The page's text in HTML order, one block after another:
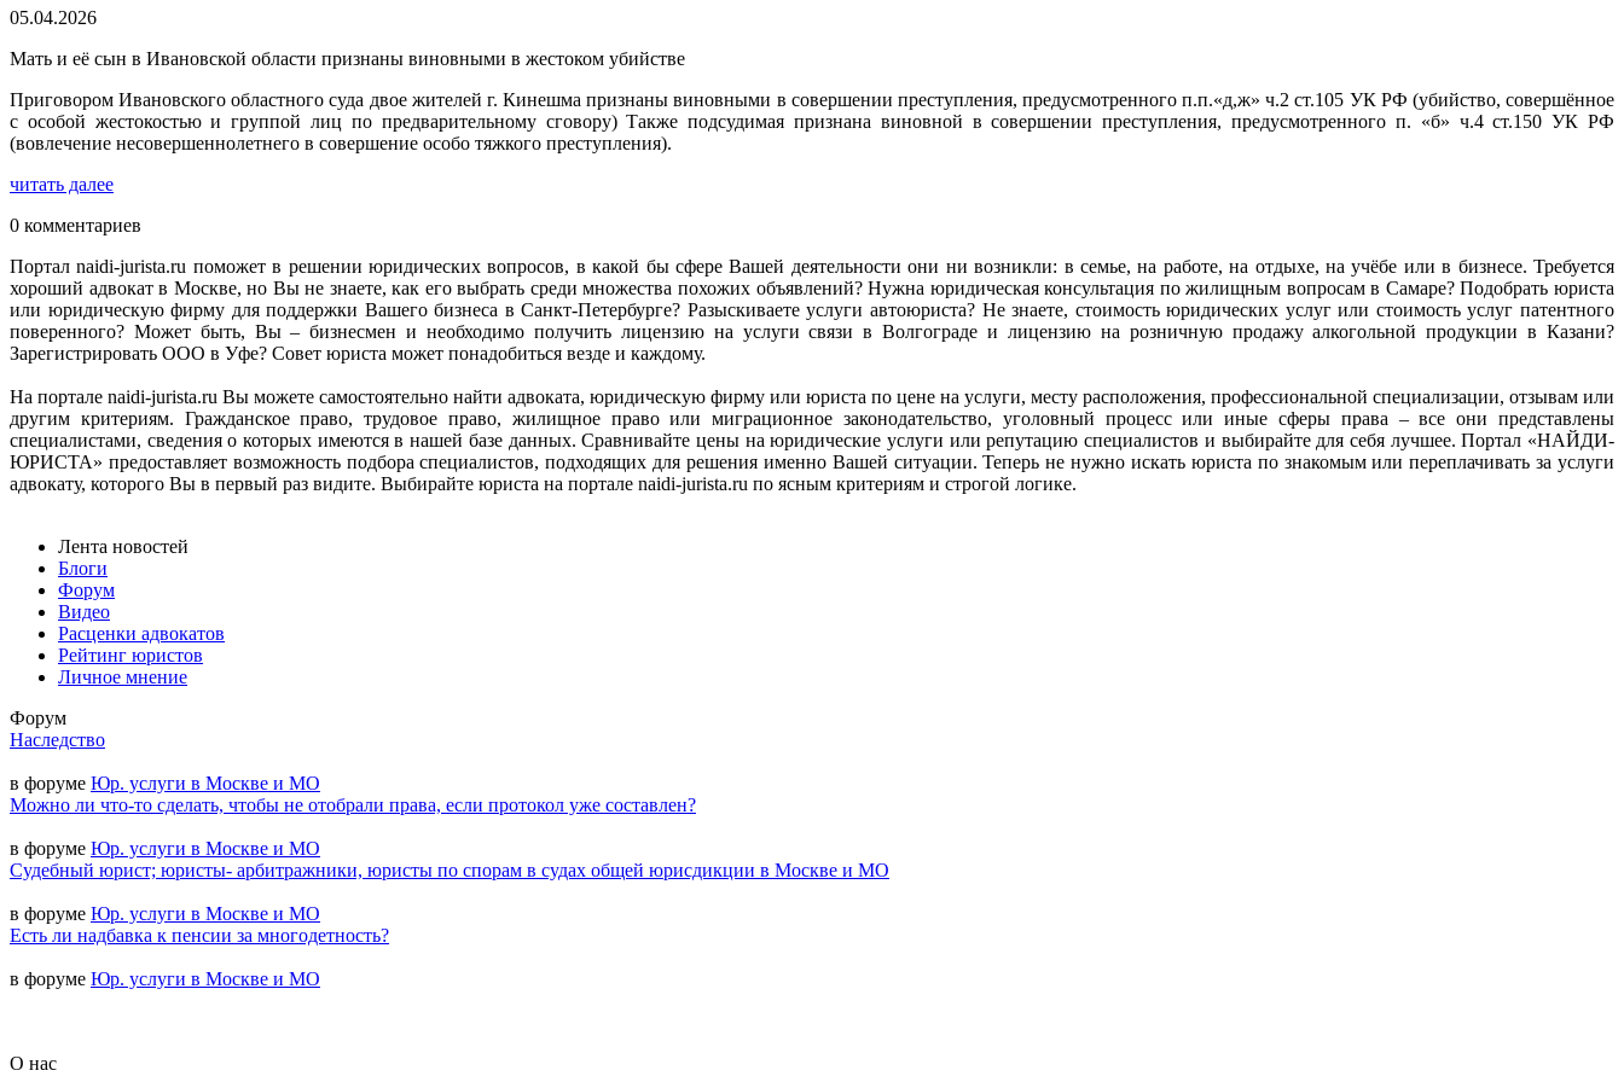
05.04.2026
Мать и её сын в Ивановской области признаны виновными в жестоком убийстве
Приговором Ивановского областного суда двое жителей г. Кинешма признаны виновными в совершении преступления, предусмотренного п.п.«д,ж» ч.2 ст.105 УК РФ (убийство, совершённое
с особой жестокостью и группой лиц по предварительному сговору) Также подсудимая признана виновной в совершении преступления, предусмотренного п. «б» ч.4 ст.150 УК РФ
(вовлечение несовершеннолетнего в совершение особо тяжкого преступления).
читать далее
0 комментариев
Портал naidi-jurista.ru поможет в решении юридических вопросов, в какой бы сфере Вашей деятельности они ни возникли: в семье, на работе, на отдыхе, на учёбе или в бизнесе. Требуется
хороший адвокат в Москве, но Вы не знаете, как его выбрать среди множества похожих объявлений? Нужна юридическая консультация по жилищным вопросам в Самаре? Подобрать юриста
или юридическую фирму для поддержки Вашего бизнеса в Санкт-Петербурге? Разыскиваете услуги автоюриста? Не знаете, стоимость юридических услуг или стоимость услуг патентного
поверенного? Может быть, Вы – бизнесмен и необходимо получить лицензию на услуги связи в Волгограде и лицензию на розничную продажу алкогольной продукции в Казани?
Зарегистрировать ООО в Уфе? Совет юриста может понадобиться везде и каждому.
На портале naidi-jurista.ru Вы можете самостоятельно найти адвоката, юридическую фирму или юриста по цене на услуги, месту расположения, профессиональной специализации, отзывам или
другим критериям. Гражданское право, трудовое право, жилищное право или миграционное законодательство, уголовный процесс или иные сферы права – все они представлены
специалистами, сведения о которых имеются в нашей базе данных. Сравнивайте цены на юридические услуги или репутацию специалистов и выбирайте для себя лучшее. Портал «НАЙДИ-
ЮРИСТА» предоставляет возможность подбора специалистов, подходящих для решения именно Вашей ситуации. Теперь не нужно искать юриста по знакомым или переплачивать за услуги
адвокату, которого Вы в первый раз видите. Выбирайте юриста на портале naidi-jurista.ru по ясным критериям и строгой логике.
Лента новостей
Блоги
Форум
Видео
Расценки адвокатов
Рейтинг юристов
Личное мнение
Форум
Наследство
в форуме Юр. услуги в Москве и МО
Можно ли что-то сделать, чтобы не отобрали права, если протокол уже составлен?
в форуме Юр. услуги в Москве и МО
Судебный юрист; юристы- арбитражники, юристы по спорам в судах общей юрисдикции в Москве и МО
в форуме Юр. услуги в Москве и МО
Есть ли надбавка к пенсии за многодетность?
в форуме Юр. услуги в Москве и МО
О нас